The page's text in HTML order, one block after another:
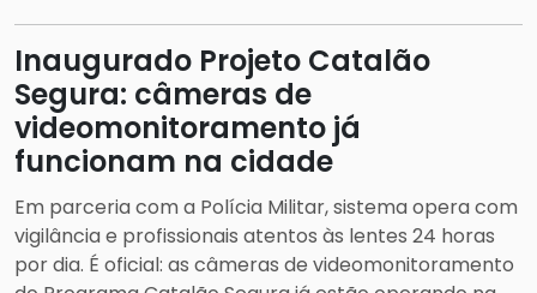
Inaugurado Projeto Catalão
Segura: câmeras de
videomonitoramento já
funcionam na cidade
Em parceria com a Polícia Militar, sistema opera com
vigilância e profissionais atentos às lentes 24 horas
por dia. É oficial: as câmeras de videomonitoramento